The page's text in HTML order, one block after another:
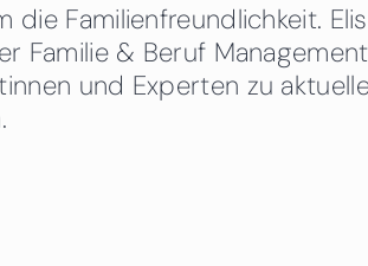
die Familienfreundlichkeit.
Familie & Beruf
und Experten zu